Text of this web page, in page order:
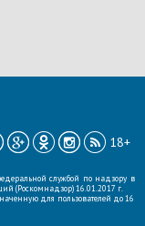
18+
службой по надзору в
(Роскомнадзор) 16.01.2017 г.
для пользователей до 16